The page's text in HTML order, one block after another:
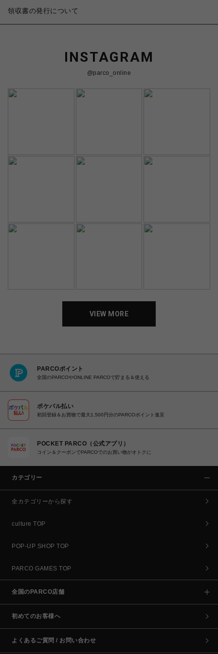
領収書の発行について
INSTAGRAM
@parco_online
VIEW MORE
PARCOポイント
全国のPARCOやONLINE PARCOで貯まる＆使える
ポケパル払い
初回登録＆お買物で最大1,500円分のPARCOポイント進呈
POCKET PARCO（公式アプリ）
コイン＆クーポンでPARCOでのお買い物がオトクに
カテゴリー
全カテゴリーから探す
culture TOP
POP-UP SHOP TOP
PARCO GAMES TOP
全国のPARCO店舗
初めてのお客様へ
よくあるご質問 / お問い合わせ